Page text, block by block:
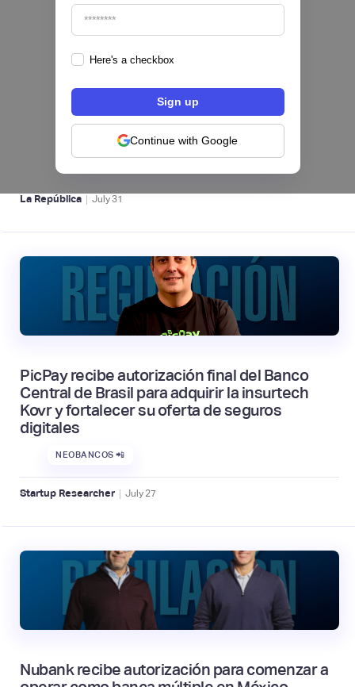
Here's a checkbox
Continue with Google
Nequi iniciará operaciones como compañía
de financiamiento en Colombia desde el 1 de
septiembre
NEOBANCOS 📲
La República | July31
PicPay recibe autorización final del Banco
Central de Brasil para adquirir la insurtech
Kovr y fortalecer su oferta de seguros
digitales
NEOBANCOS 📲
Startup Researcher | July 27
Nubank recibe autorización para comenzar a